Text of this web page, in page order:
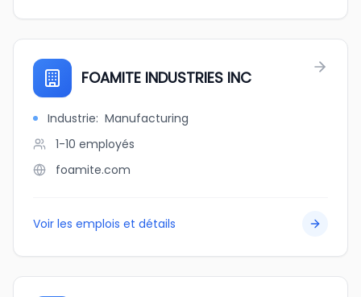
FOAMITE INDUSTRIES INC
Industrie: Manufacturing
1-10 employés
foamite.com
Voir les emplois et détails